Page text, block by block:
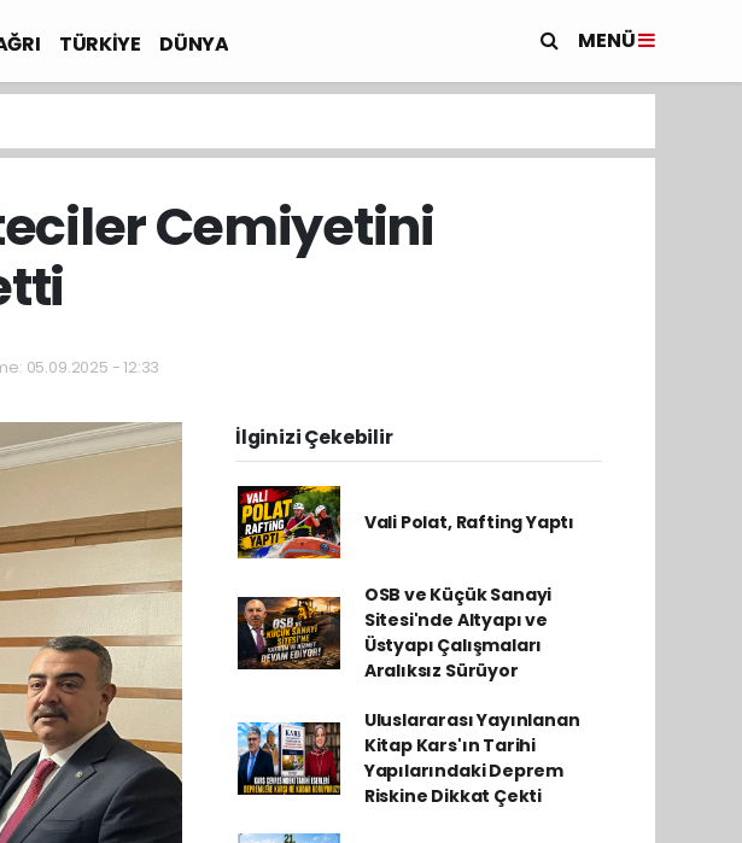
TÜRKİYE DÜNYA MENÜ
Cemiyetini
05.09.2025 - 12:33
İlginizi Çekebilir
Vali Polat, Rafting Yaptı
OSB ve Küçük Sanayi
Sitesi'nde Altyapı ve
Üstyapı Çalışmaları
Aralıksız Sürüyor
Uluslararası Yayınlanan
Kitap Kars'ın Tarihi
Yapılarındaki Deprem
Riskine Dikkat Çekti